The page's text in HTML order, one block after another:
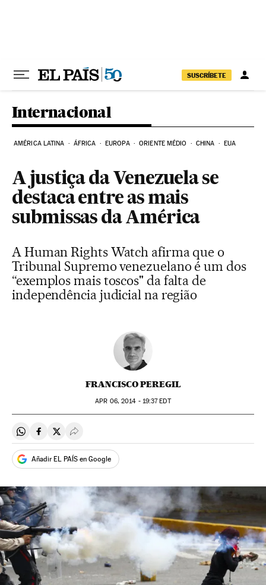
SUSCRÍBETE
Internacional
AMÉRICA LATINA ÁFRICA EUROPA ORIENTE MÉDIO CHINA EUA
A justiça da Venezuela se
destaca entre as mais
submissas da América
A Human Rights Watch afirma que o
Tribunal Supremo venezuelano é um dos
“exemplos mais toscos" da falta de
independência judicial na região
FRANCISCO PEREGIL
APR 06, 2014 - 19:37EDT
Compartir en Whatsapp
Compartir en Facebook
Compartir en Twitter
Desplegar Redes Sociales
Añadir EL PAÍS en Google